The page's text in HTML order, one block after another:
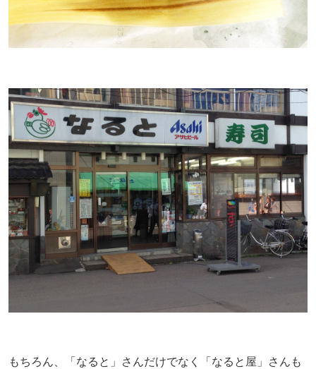
もちろん、「なると」さんだけでなく「なると屋」さんも